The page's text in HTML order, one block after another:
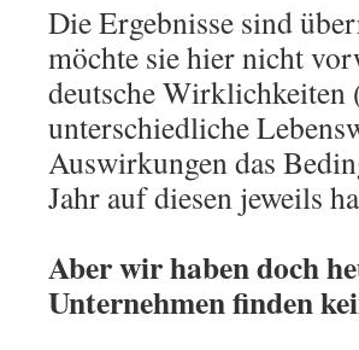
Die Ergebnisse sind
möchte sie hier nicht
deutsche Wirklichkeiten
unterschiedliche
Auswirkungen das
Jahr auf diesen jeweils
Aber wir haben doch
Unternehmen finden